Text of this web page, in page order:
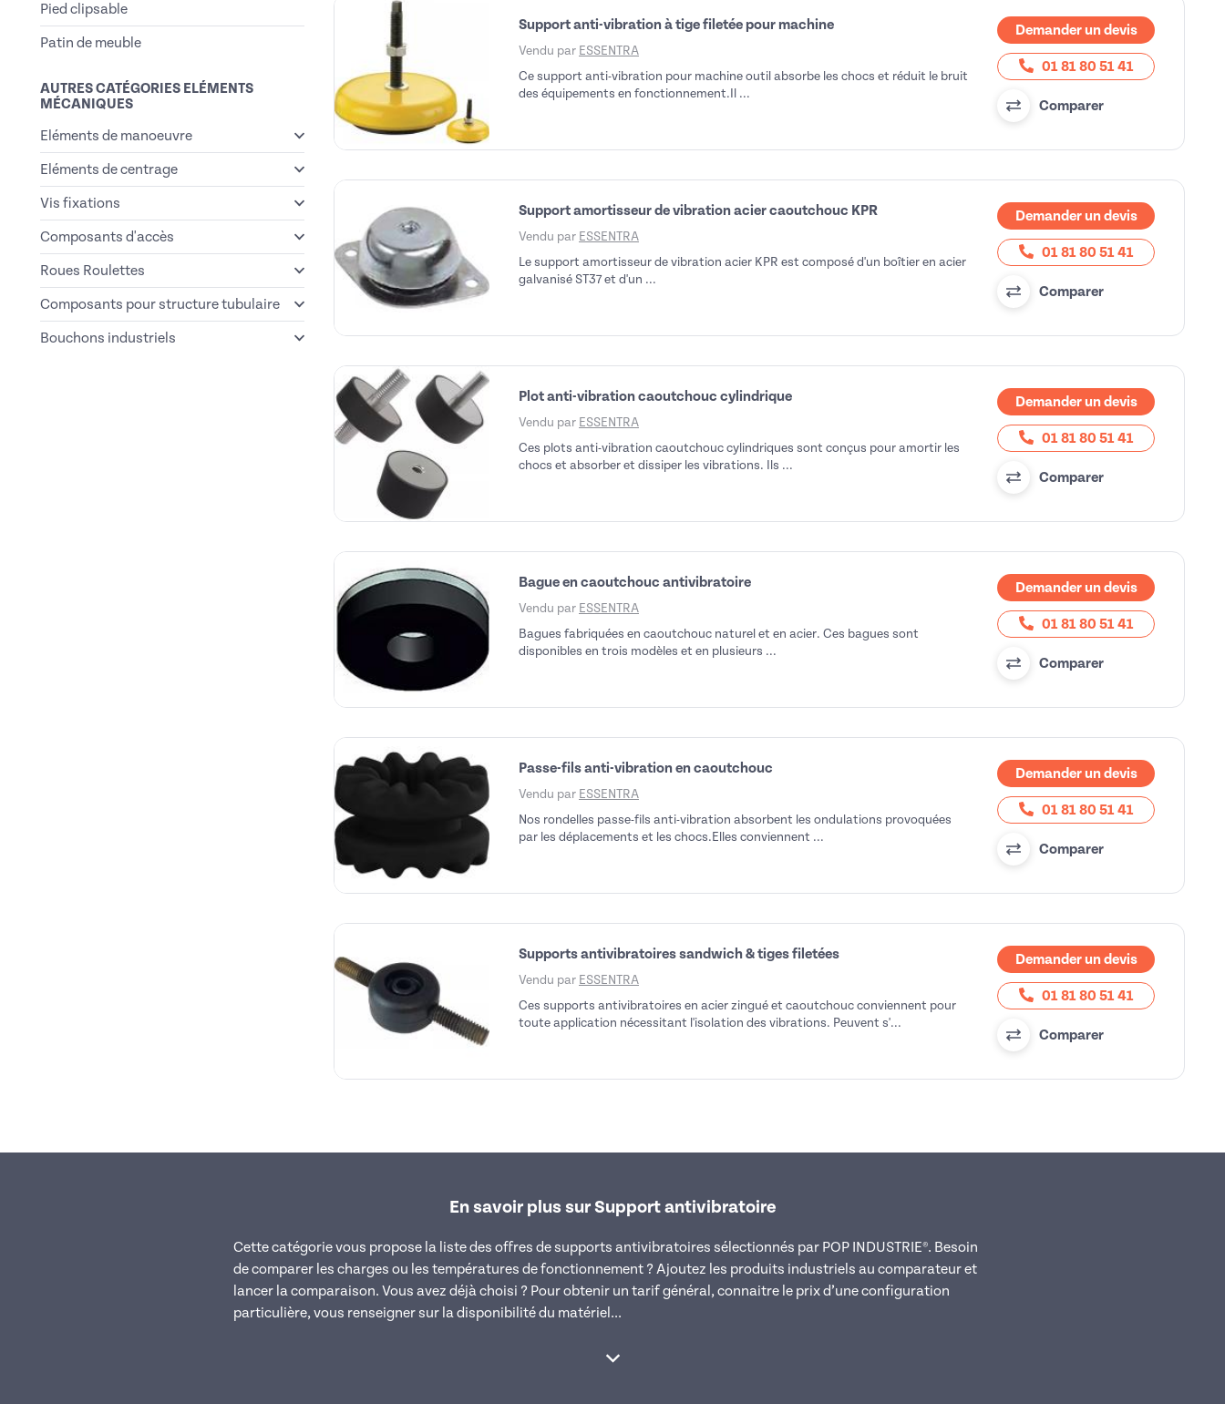
Pied clipsable
Patin de meuble
AUTRES CATÉGORIES ELÉMENTS
MÉCANIQUES
Eléments de manoeuvre
Eléments de centrage
Vis fixations
Composants d'accès
Roues Roulettes
Composants pour structure tubulaire
Bouchons industriels
Support anti-vibration à tige filetée pour machine
Vendu par ESSENTRA
Ce support anti-vibration pour machine outil absorbe les chocs et réduit le bruit
des équipements en fonctionnement.Il ...
Demander un devis
01 81 80 51 41
Comparer
Support amortisseur de vibration acier caoutchouc KPR
Vendu par ESSENTRA
Le support amortisseur de vibration acier KPR est composé d'un boîtier en acier
galvanisé ST37 et d'un ...
Demander un devis
01 81 80 51 41
Comparer
Plot anti-vibration caoutchouc cylindrique
Vendu par ESSENTRA
Ces plots anti-vibration caoutchouc cylindriques sont conçus pour amortir les
chocs et absorber et dissiper les vibrations. Ils ...
Demander un devis
01 81 80 51 41
Comparer
Bague en caoutchouc antivibratoire
Vendu par ESSENTRA
Bagues fabriquées en caoutchouc naturel et en acier. Ces bagues sont
disponibles en trois modèles et en plusieurs ...
Demander un devis
01 81 80 51 41
Comparer
Passe-fils anti-vibration en caoutchouc
Vendu par ESSENTRA
Nos rondelles passe-fils anti-vibration absorbent les ondulations provoquées
par les déplacements et les chocs.Elles conviennent ...
Demander un devis
01 81 80 51 41
Comparer
Supports antivibratoires sandwich & tiges filetées
Vendu par ESSENTRA
Ces supports antivibratoires en acier zingué et caoutchouc conviennent pour
toute application nécessitant l'isolation des vibrations. Peuvent s'...
Demander un devis
01 81 80 51 41
Comparer
En savoir plus sur Support antivibratoire
Cette catégorie vous propose la liste des offres de supports antivibratoires sélectionnés par POP INDUSTRIE®. Besoin
de comparer les charges ou les températures de fonctionnement ? Ajoutez les produits industriels au comparateur et
lancer la comparaison. Vous avez déjà choisi ? Pour obtenir un tarif général, connaitre le prix d’une configuration
particulière, vous renseigner sur la disponibilité du matériel...
Afficher la suite